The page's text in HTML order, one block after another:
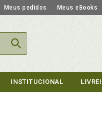
Meus pedidos Meus eBooks
INSTITUCIONAL